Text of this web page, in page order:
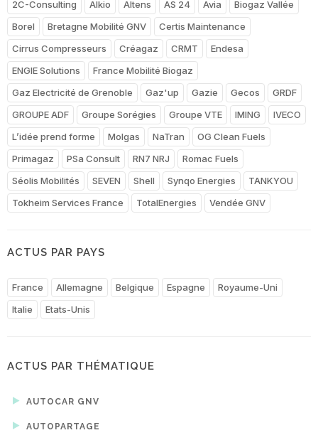
2C-Consulting Alkio Altens AS 24 Avia
Biogaz Vallée
Borel
Bretagne Mobilité GNV
Certis Maintenance
Cirrus Compresseurs
Créagaz CRMT
Endesa
ENGIE Solutions
France Mobilité Biogaz
Gaz Electricité de Grenoble
Gaz'up Gazie Gecos
GRDF
GROUPE ADF
Groupe Sorégies Groupe VTE IMING
IVECO
L’idée prend forme
Molgas NaTran
OG Clean Fuels
Primagaz
PSa Consult RN7 NRJ
Romac Fuels
Séolis Mobilités
SEVEN Shell Synqo Energies
TANKYOU
Tokheim Services France
TotalEnergies Vendée GNV
ACTUS PAR PAYS
France Allemagne Belgique Espagne
Royaume-Uni
Italie
Etats-Unis
ACTUS PAR THÉMATIQUE
AUTOCAR GNV
AUTOPARTAGE